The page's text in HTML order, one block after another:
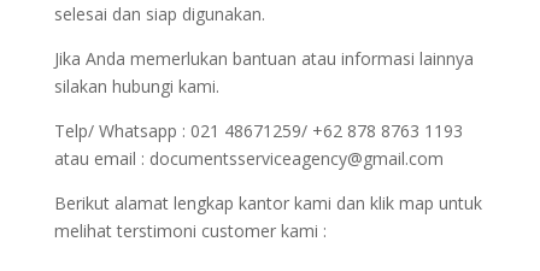
selesai dan siap digunakan.
Jika Anda memerlukan bantuan atau informasi lainnya
silakan hubungi kami.
Telp/ Whatsapp : 021 48671259/ +62 878 8763 1193
atau email : documentsserviceagency@gmail.com
Berikut alamat lengkap kantor kami dan klik map untuk
melihat terstimoni customer kami :